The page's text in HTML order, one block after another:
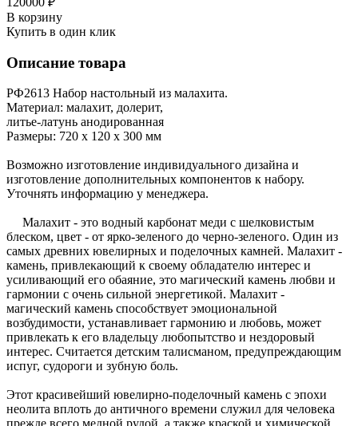
В корзину
Купить в один клик
Описание товара
РФ2613 Набор настольный из малахита.
Материал: малахит, долерит,
литье-латунь анодированная
Размеры: 720 x 120 x 300 мм
Возможно изготовление индивидуального дизайна и
изготовление дополнительных компонентов к набору.
Уточнять информацию у менеджера.
Малахит - это водный карбонат меди с шелковистым
блеском, цвет - от ярко-зеленого до черно-зеленого. Один из
самых древних ювелирных и поделочных камней. Малахит -
камень, привлекающий к своему обладателю интерес и
усиливающий его обаяние, это магический камень любви и
гармонии с очень сильной энергетикой. Малахит -
магический камень способствует эмоциональной
возбудимости, устанавливает гармонию и любовь, может
привлекать к его владельцу любопытство и нездоровый
интерес. Считается детским талисманом, предупреждающим
испуг, судороги и зубную боль.
Этот красивейший ювелирно-поделочный камень с эпохи
неолита вплоть до античного времени служил для человека